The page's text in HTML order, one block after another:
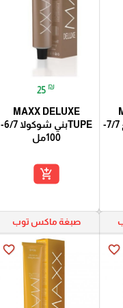
TUPEقهوة ساطع 7/7-
25 ₪
MAXX DELUXE
TUPEبني شوكولا 6/7-
100مل
add_shopping_cart
favorite_border
صبغة ماكس توب
favorite_border